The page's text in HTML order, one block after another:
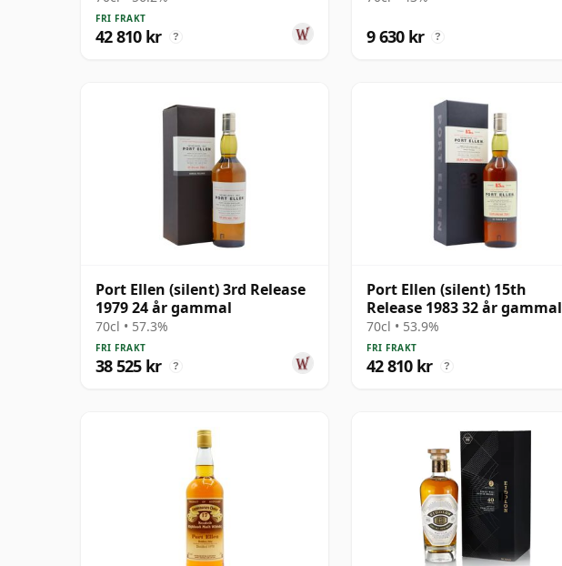
FRI FRAKT
42 810 kr ? 9 630 kr ?
Port Ellen (silent) 3rd Release
1979 24 år gammal
70cl • 57.3%
FRI FRAKT
38 525 kr ?
Port Ellen (silent) 15th
Release 1983 32 år gammal
70cl • 53.9%
FRI FRAKT
42 810 kr ?